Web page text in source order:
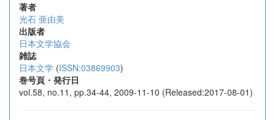
著者
光石 亜由美
出版者
日本文学協会
雑誌
日本文学 (ISSN:03869903)
巻号頁・発行日
vol.58, no.11, pp.34-44, 2009-11-10 (Released:2017-08-01)